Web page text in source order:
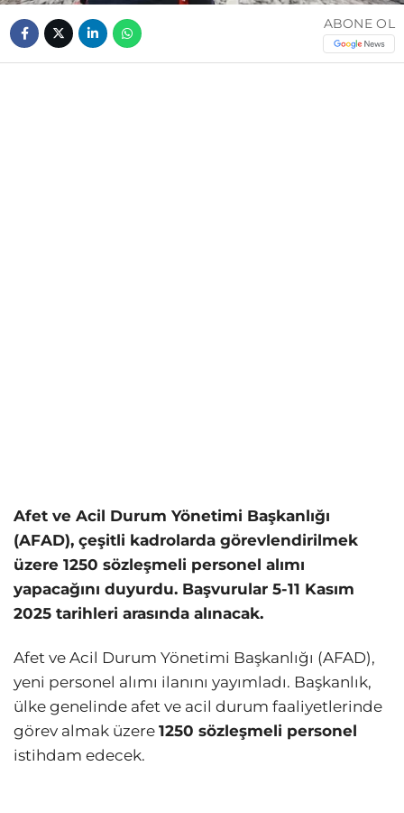
ABONE OL
Afet ve Acil Durum Yönetimi Başkanlığı
(AFAD), çeşitli kadrolarda görevlendirilmek
üzere 1250 sözleşmeli personel alımı
yapacağını duyurdu. Başvurular 5-11 Kasım
2025 tarihleri arasında alınacak.
Afet ve Acil Durum Yönetimi Başkanlığı (AFAD),
yeni personel alımı ilanını yayımladı. Başkanlık,
ülke genelinde afet ve acil durum faaliyetlerinde
görev almak üzere 1250 sözleşmeli personel
istihdam edecek.